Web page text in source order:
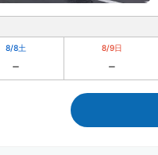
8/8土 8/9日